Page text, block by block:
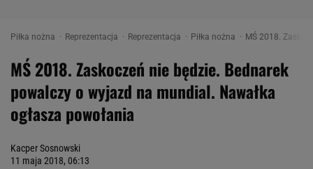
Piłka nożna Reprezentacja Reprezentacja Piłka nożna MŚ 2018.
MŚ 2018. Zaskoczeń nie będzie. Bednarek
powalczy o wyjazd na mundial. Nawałka
ogłasza powołania
Kacper Sosnowski
11 maja 2018, 06:13